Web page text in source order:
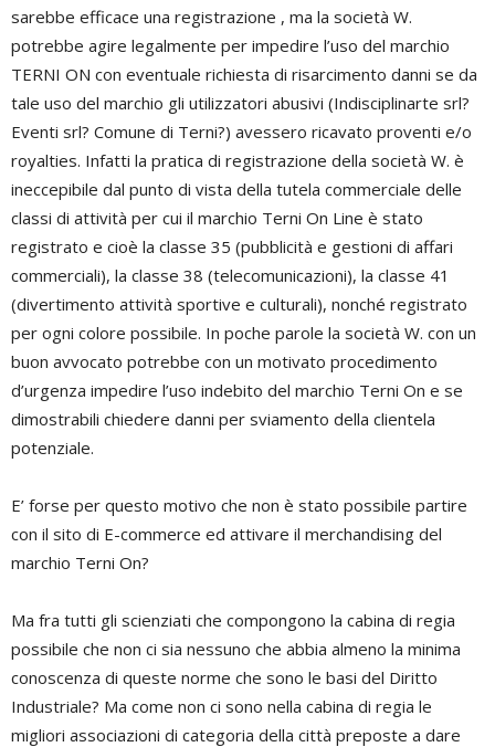
sarebbe efficace una registrazione , ma la società W.
potrebbe agire legalmente per impedire l’uso del marchio
TERNI ON con eventuale richiesta di risarcimento danni se da
tale uso del marchio gli utilizzatori abusivi (Indisciplinarte srl?
Eventi srl? Comune di Terni?) avessero ricavato proventi e/o
royalties. Infatti la pratica di registrazione della società W. è
ineccepibile dal punto di vista della tutela commerciale delle
classi di attività per cui il marchio Terni On Line è stato
registrato e cioè la classe 35 (pubblicità e gestioni di affari
commerciali), la classe 38 (telecomunicazioni), la classe 41
(divertimento attività sportive e culturali), nonché registrato
per ogni colore possibile. In poche parole la società W. con un
buon avvocato potrebbe con un motivato procedimento
d’urgenza impedire l’uso indebito del marchio Terni On e se
dimostrabili chiedere danni per sviamento della clientela
potenziale.
E’ forse per questo motivo che non è stato possibile partire
con il sito di E-commerce ed attivare il merchandising del
marchio Terni On?
Ma fra tutti gli scienziati che compongono la cabina di regia
possibile che non ci sia nessuno che abbia almeno la minima
conoscenza di queste norme che sono le basi del Diritto
Industriale? Ma come non ci sono nella cabina di regia le
migliori associazioni di categoria della città preposte a dare